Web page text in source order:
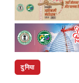
दुनिया